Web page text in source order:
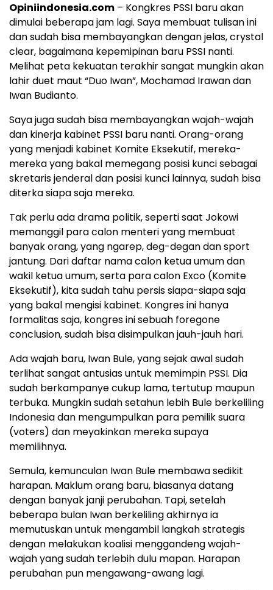
Opiniindonesia.com – Kongkres PSSI baru akan
dimulai beberapa jam lagi. Saya membuat tulisan ini
dan sudah bisa membayangkan dengan jelas, crystal
clear, bagaimana kepemipinan baru PSSI nanti.
Melihat peta kekuatan terakhir sangat mungkin akan
lahir duet maut “Duo Iwan”, Mochamad Irawan dan
Iwan Budianto.
Saya juga sudah bisa membayangkan wajah-wajah
dan kinerja kabinet PSSI baru nanti. Orang-orang
yang menjadi kabinet Komite Eksekutif, mereka-
mereka yang bakal memegang posisi kunci sebagai
skretaris jenderal dan posisi kunci lainnya, sudah bisa
diterka siapa saja mereka.
Tak perlu ada drama politik, seperti saat Jokowi
memanggil para calon menteri yang membuat
banyak orang, yang ngarep, deg-degan dan sport
jantung. Dari daftar nama calon ketua umum dan
wakil ketua umum, serta para calon Exco (Komite
Eksekutif), kita sudah tahu persis siapa-siapa saja
yang bakal mengisi kabinet. Kongres ini hanya
formalitas saja, kongres ini sebuah foregone
conclusion, sudah bisa disimpulkan jauh-jauh hari.
Ada wajah baru, Iwan Bule, yang sejak awal sudah
terlihat sangat antusias untuk memimpin PSSI. Dia
sudah berkampanye cukup lama, tertutup maupun
terbuka. Mungkin sudah setahun lebih Bule berkeliling
Indonesia dan mengumpulkan para pemilik suara
(voters) dan meyakinkan mereka supaya
memilihnya.
Semula, kemunculan Iwan Bule membawa sedikit
harapan. Maklum orang baru, biasanya datang
dengan banyak janji perubahan. Tapi, setelah
beberapa bulan Iwan berkeliling akhirnya ia
memutuskan untuk mengambil langkah strategis
dengan melakukan koalisi menggandeng wajah-
wajah yang sudah terlebih dulu mapan. Harapan
perubahan pun mengawang-awang lagi.